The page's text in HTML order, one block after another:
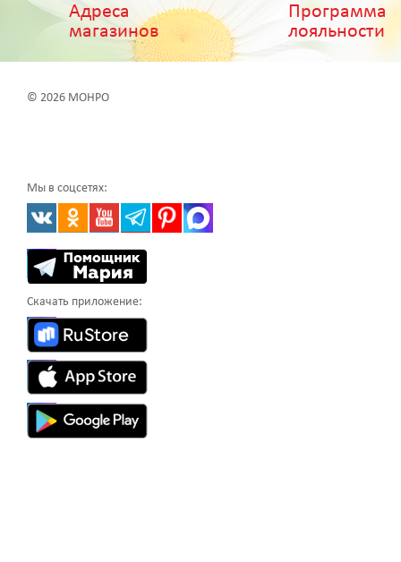
Адреса
магазинов
Программа
лояльности
© 2026 МОНРО
Мы в соцсетях:
Скачать приложение: